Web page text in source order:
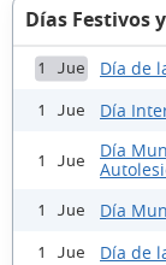
Días Festivos
1 Jue Día de
1 Jue Día
1 Jue
Día
1 Jue Día
1 Jue Día de